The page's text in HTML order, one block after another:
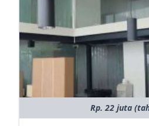
Rp. 22 juta